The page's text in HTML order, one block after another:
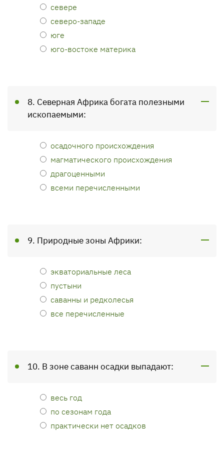
севере
северо-западе
юге
юго-востоке материка
8. Северная Африка богата полезными
ископаемыми:
осадочного происхождения
магматического происхождения
драгоценными
всеми перечисленными
9. Природные зоны Африки:
экваториальные леса
пустыни
саванны и редколесья
все перечисленные
10. В зоне саванн осадки выпадают:
весь год
по сезонам года
практически нет осадков